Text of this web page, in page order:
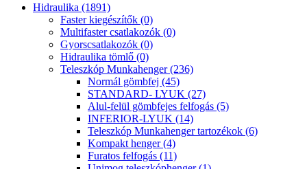
Hidraulika (1891)
Faster kiegészítők (0)
Multifaster csatlakozók (0)
Gyorscsatlakozók (0)
Hidraulika tömlő (0)
Teleszkóp Munkahenger (236)
Normál gömbfej (45)
STANDARD- LYUK (27)
Alul-felül gömbfejes felfogás (5)
INFERIOR-LYUK (14)
Teleszkóp Munkahenger tartozékok (6)
Kompakt henger (4)
Furatos felfogás (11)